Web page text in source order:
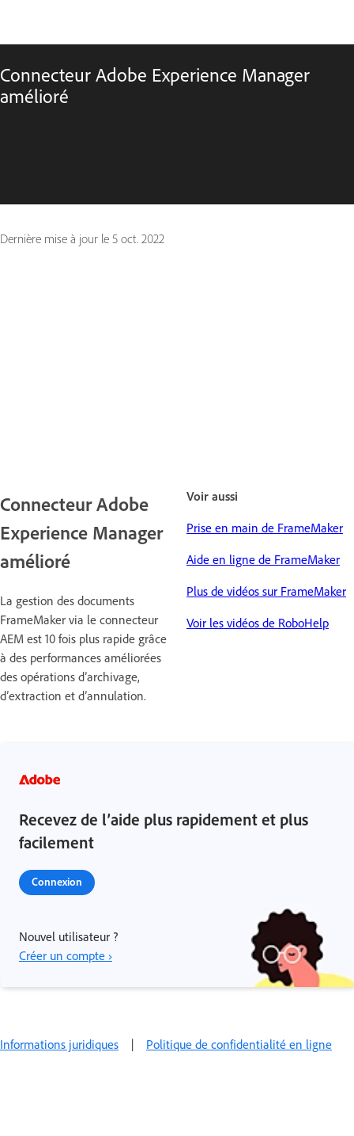
Connecteur Adobe Experience Manager
amélioré
Dernière mise à jour le 5 oct. 2022
Connecteur Adobe
Experience Manager
amélioré
La gestion des documents
FrameMaker via le connecteur
AEM est 10 fois plus rapide grâce
à des performances améliorées
des opérations d’archivage,
d’extraction et d’annulation.
Voir aussi
Prise en main de FrameMaker
Aide en ligne de FrameMaker
Plus de vidéos sur FrameMaker
Voir les vidéos de RoboHelp
Recevez de l’aide plus rapidement et plus
facilement
Connexion
Nouvel utilisateur ?
Créer un compte ›
Informations juridiques | Politique de confidentialité en ligne